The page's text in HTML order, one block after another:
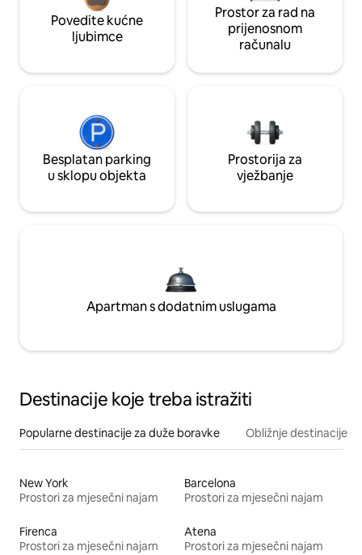
Povedite kućne
ljubimce
Prostor za rad na
prijenosnom
računalu
Besplatan parking
u sklopu objekta
Prostorija za
vježbanje
Apartman s dodatnim uslugama
Destinacije koje treba istražiti
Popularne destinacije za duže boravke Obližnje destinacije
New York
Prostori za mjesečni najam
Barcelona
Prostori za mjesečni najam
Firenca
Prostori za mjesečni najam
Atena
Prostori za mjesečni najam